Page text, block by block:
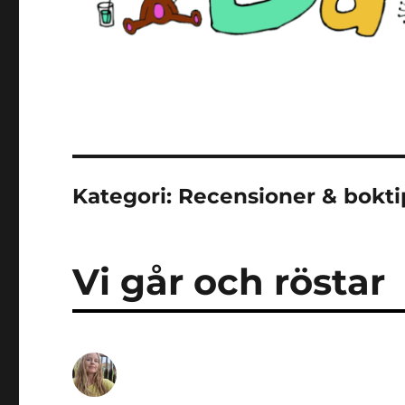
Kategori: Recensioner &
Vi går och röstar